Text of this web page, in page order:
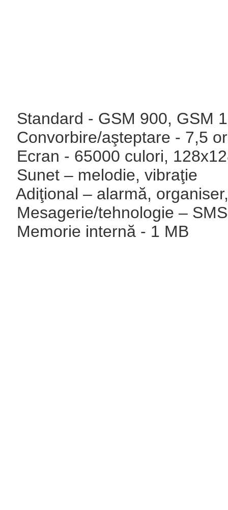
Standard - GSM 900, GSM
Convorbire/aşteptare - 7,5
Ecran - 65000 culori,
Sunet – melodie, vibraţie
Adiţional – alarmă,
Mesagerie/tehnologie – SMS
Memorie internă - 1 MB